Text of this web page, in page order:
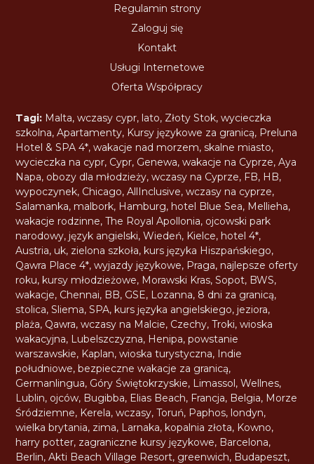
Regulamin strony
Zaloguj się
Kontakt
Usługi Internetowe
Oferta Współpracy
Tagi: Malta,wczasy cypr, lato, Złoty Stok,wycieczka
szkolna,Apartamenty, Kursy językowe za granicą, Preluna
Hotel & SPA 4*,wakacje nad morzem,skalne miasto,
wycieczka na cypr, Cypr, Genewa,wakacje na Cyprze,Aya
Napa, obozy dla młodzieży,wczasy na Cyprze, FB, HB,
wypoczynek, Chicago,AllInclusive,wczasy na cyprze,
Salamanka, malbork, Hamburg, hotel Blue Sea, Mellieha,
wakacje rodzinne,The Royal Apollonia, ojcowski park
narodowy, język angielski,Wiedeń, Kielce, hotel 4*,
Austria, uk, zielona szkoła, kurs języka Hiszpańskiego,
Qawra Place 4*,wyjazdy językowe, Praga, najlepsze oferty
roku, kursy młodzieżowe, Morawski Kras,Sopot, BWS,
wakacje, Chennai, BB, GSE, Lozanna, 8 dni za granicą,
stolica,Sliema,SPA, kurs języka angielskiego, jeziora,
plaża, Qawra,wczasy na Malcie, Czechy,Troki,wioska
wakacyjna, Lubelszczyzna, Henipa,powstanie
warszawskie, Kaplan,wioska turystyczna, Indie
południowe,bezpieczne wakacje za granicą,
Germanlingua, Góry Świętokrzyskie, Limassol,Wellnes,
Lublin, ojców, Bugibba, Elias Beach, Francja, Belgia, Morze
Śródziemne, Kerela,wczasy,Toruń, Paphos, londyn,
wielka brytania, zima, Larnaka, kopalnia złota, Kowno,
harry potter, zagraniczne kursy językowe, Barcelona,
Berlin,Akti Beach Village Resort, greenwich, Budapeszt,